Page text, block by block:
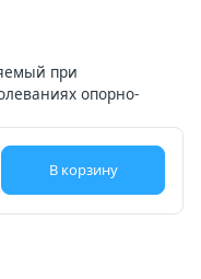
при
опорно-
В корзину